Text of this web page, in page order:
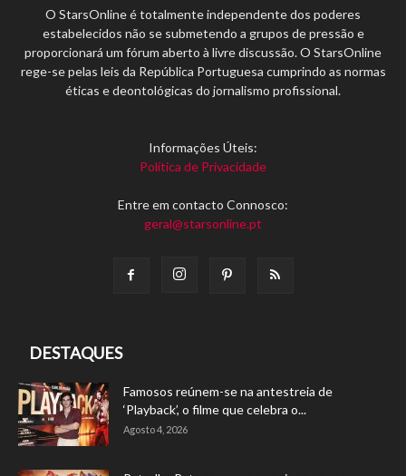
O StarsOnline é totalmente independente dos poderes
estabelecidos não se submetendo a grupos de pressão e
proporcionará um fórum aberto à livre discussão. O StarsOnline
rege-se pelas leis da República Portuguesa cumprindo as normas
éticas e deontológicas do jornalismo profissional.
Informações Úteis:
Política de Privacidade
Entre em contacto Connosco:
geral@starsonline.pt
DESTAQUES
Famosos reúnem-se na antestreia de
‘Playback’, o filme que celebra o...
Agosto 4, 2026